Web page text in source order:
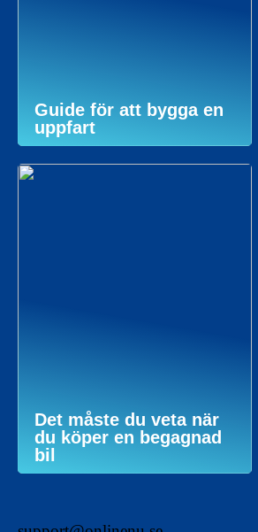
Guide för att bygga en
uppfart
Det måste du veta när
du köper en begagnad
bil